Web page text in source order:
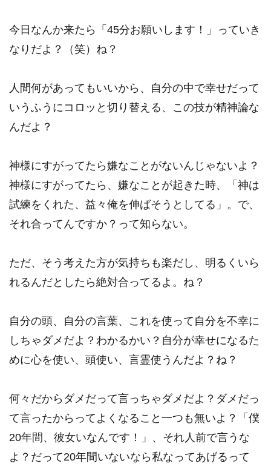
今日なんか来たら「45分お願いします！」っていき
なりだよ？（笑）ね？
人間何があってもいいから、自分の中で幸せだって
いうふうにコロッと切り替える、この技が精神論な
んだよ？
神様にすがってたら嫌なことがないんじゃないよ？
神様にすがってたら、嫌なことが起きた時、「神は
試練をくれた、益々俺を伸ばそうとしてる」。で、
それ合ってんですか？って知らない。
ただ、そう考えた方が気持ちも楽だし、明るくいら
れるんだとしたら絶対合ってるよ。ね？
自分の頭、自分の言葉、これを使って自分を不幸に
しちゃダメだよ？わかるかい？自分が幸せになるた
めに心を使い、頭使い、言霊使うんだよ？ね？
何々だからダメだって言っちゃダメだよ？ダメだっ
て言ったからってよくなること一つも無いよ？「僕
20年間、彼女いなんです！」、それ人前で言うな
よ？だって20年間いないなら私なってあげるって